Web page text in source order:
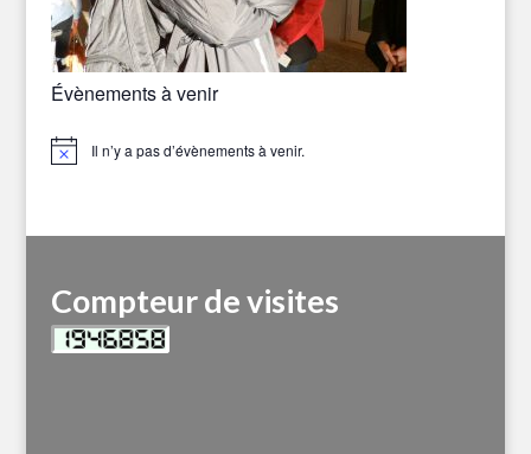
Évènements à venir
Notice Il n’y a pas d’évènements à venir.
Compteur de visites